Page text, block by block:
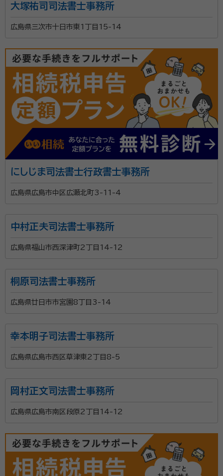
大塚祐司司法書士事務所
広島県三次市十日市東1丁目15-14
にしじま司法書士行政書士事務所
広島県広島市中区広瀬北町3-11-4
中村正夫司法書士事務所
広島県福山市西深津町2丁目14-12
桐原司法書士事務所
広島県廿日市市宮園8丁目3-14
幸本明子司法書士事務所
広島県広島市西区草津東2丁目8-5
岡村正文司法書士事務所
広島県広島市南区段原2丁目14-12